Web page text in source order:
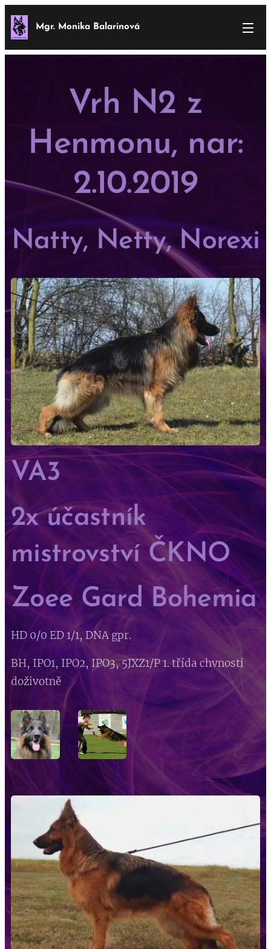
Mgr. Monika Balarinová
Vrh N2 z
Henmonu, nar:
2.10.2019
Natty, Netty, Norexi
VA3
2x účastník
mistrovství ČKNO
Zoee Gard Bohemia
HD 0/0 ED 1/1, DNA gpr.
BH, IPO1, IPO2, IPO3, 5JXZ1/P 1. třída chvnosti
doživotně